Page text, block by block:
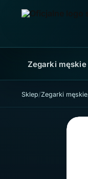
Zegarki męskie
Sklep Zegarki męskie